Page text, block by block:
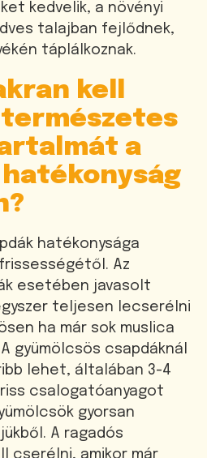
kedvelik, a növényi
talajban fejlődnek,
táplálkoznak.
kell
a
hatékonysága
Az
esetében javasolt
teljesen lecserélni
ha már sok muslica
gyümölcsös csapdáknál
lehet, általában 3-4
csalogatóanyagot
gyorsan
A ragadós